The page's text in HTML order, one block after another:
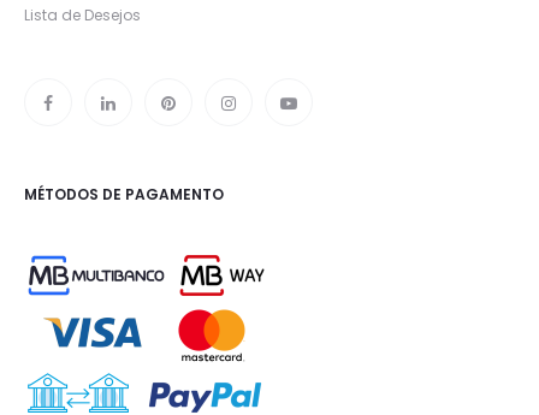
Lista de Desejos
MÉTODOS DE PAGAMENTO